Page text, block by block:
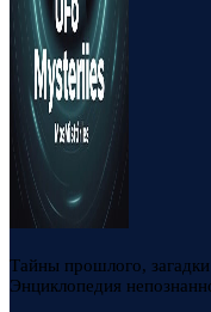
Тайны прошлого,
Энциклопедия